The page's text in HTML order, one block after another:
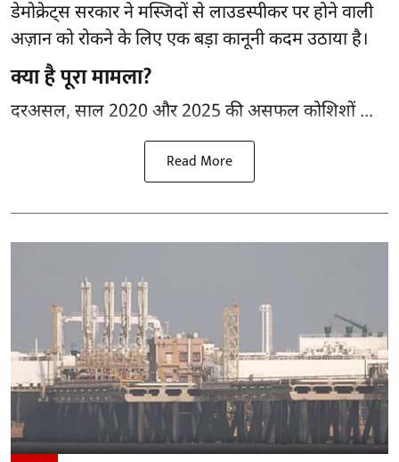
डेमोक्रेट्स सरकार ने मस्जिदों से लाउडस्पीकर पर होने वाली
अज़ान को रोकने के लिए एक बड़ा कानूनी कदम उठाया है।
क्या है पूरा मामला?
दरअसल, साल 2020 और 2025 की असफल कोशिशों ...
Read More